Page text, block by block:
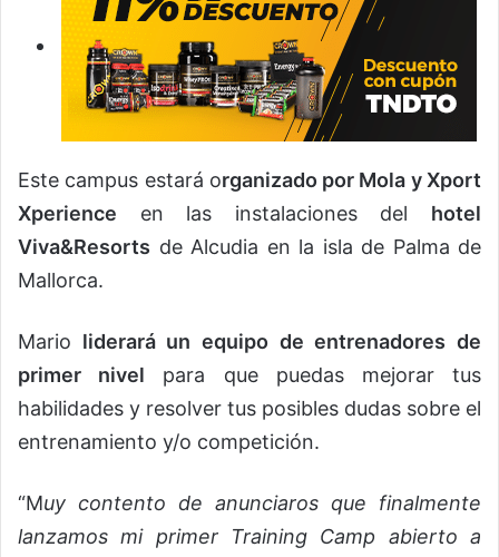
Este campus estará organizado por Mola y Xport
Xperience en las instalaciones del hotel
Viva&Resorts de Alcudia en la isla de Palma de
Mallorca.
Mario liderará un equipo de entrenadores de
primer nivel para que puedas mejorar tus
habilidades y resolver tus posibles dudas sobre el
entrenamiento y/o competición.
“Muy contento de anunciaros que finalmente
lanzamos mi primer Training Camp abierto a